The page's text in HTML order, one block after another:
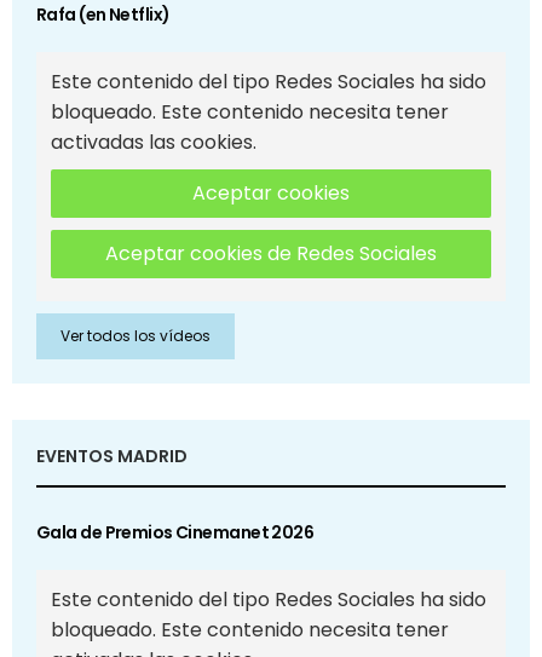
Rafa (en Netflix)
Este contenido del tipo Redes Sociales ha sido
bloqueado. Este contenido necesita tener
activadas las cookies.
Aceptar cookies
Aceptar cookies de Redes Sociales
Ver todos los vídeos
EVENTOS MADRID
Gala de Premios Cinemanet 2026
Este contenido del tipo Redes Sociales ha sido
bloqueado. Este contenido necesita tener